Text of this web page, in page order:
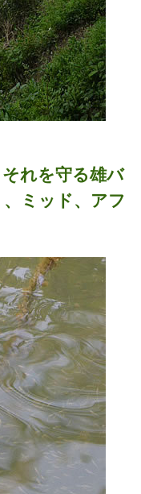
れを守る雄バ
ミッド、アフ